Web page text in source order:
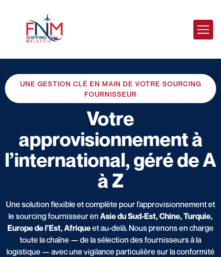
UNE GESTION CLÉ EN MAIN DE VOTRE SOURCING
FOURNISSEUR
Votre
approvisionnement à
l’international, géré de A
à Z
Une solution flexible et complète pour l’approvisionnement et
le sourcing fournisseur en Asie du Sud-Est, Chine, Turquie,
Europe de l’Est, Afriqueet au-delà. Nous prenons en charge
toute la chaîne — de la sélection des fournisseurs à la
logistique — avec une vigilance particulière sur la conformité